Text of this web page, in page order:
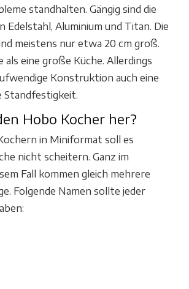
standhalten. Gängig sind die
Edelstahl, Aluminium und Titan. Die
meistens nur etwa 20 cm groß.
als eine große Küche. Allerdings
Konstruktion auch eine
Standfestigkeit.
Hobo Kocher her?
in Miniformat soll es
nicht scheitern. Ganz im
Fall kommen gleich mehrere
Folgende Namen sollte jeder